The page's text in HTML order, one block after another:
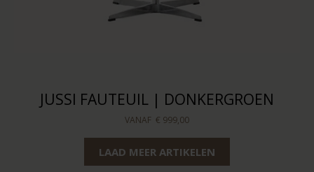
JUSSI FAUTEUIL | DONKERGROEN
VANAF € 999,00
LAAD MEER ARTIKELEN